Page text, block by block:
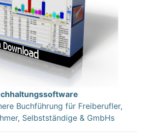
Buchführung für Freiberufler,
Selbstständige & GmbHs